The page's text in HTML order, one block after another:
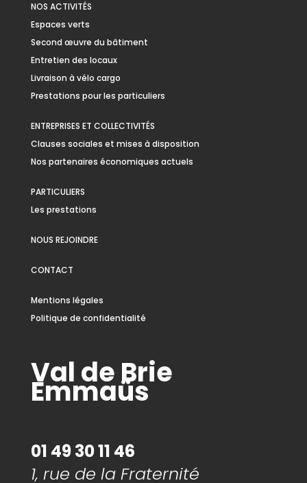
NOS ACTIVITÉS
Espaces verts
Second œuvre du bâtiment
Entretien des locaux
Livraison à vélo cargo
Prestations pour les particuliers
ENTREPRISES ET COLLECTIVITÉS
Clauses sociales et mises à disposition
Nos partenaires économiques actuels
PARTICULIERS
Les prestations
NOUS REJOINDRE
CONTACT
Mentions légales
Politique de confidentialité
Val de Brie
Emmaüs
01 49 30 11 46
1, rue de la Fraternité